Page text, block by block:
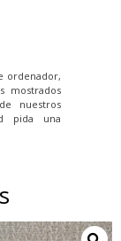
ordenador,
mostrados
nuestros
pida una